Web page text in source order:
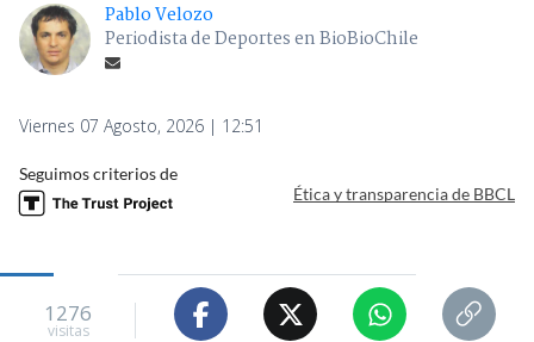
Pablo Velozo
Periodista de Deportes en BioBioChile
Viernes 07 Agosto, 2026 | 12:51
Seguimos criterios de
Ética y transparencia de BBCL
1276
visitas